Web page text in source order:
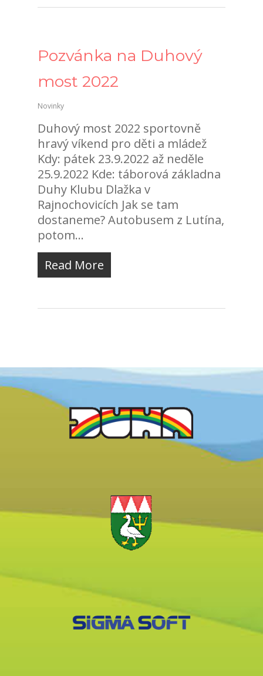
Pozvánka na Duhový
most 2022
Novinky
Duhový most 2022 sportovně
hravý víkend pro děti a mládež
Kdy: pátek 23.9.2022 až neděle
25.9.2022 Kde: táborová základna
Duhy Klubu Dlažka v
Rajnochovicích Jak se tam
dostaneme? Autobusem z Lutína,
potom...
Read More